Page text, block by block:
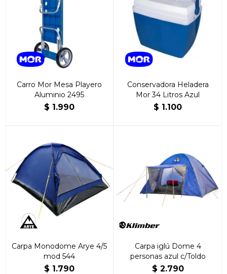
Carro Mor Mesa Playero
Aluminio 2495
$ 1.990
Conservadora Heladera
Mor 34 Litros Azul
$ 1.100
Carpa Monodome Arye 4/5
mod 544
$ 1.790
Carpa iglú Dome 4
personas azul c/Toldo
$ 2.790